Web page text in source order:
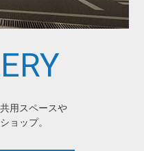
用スペースや
ョップ。